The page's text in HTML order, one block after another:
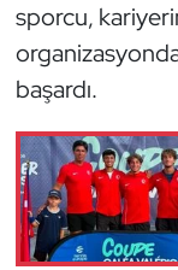
sporcu,
başardı.
Golf
Güreş
Halter
Hava